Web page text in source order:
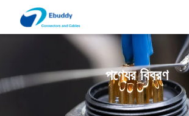
পণ্যের বিবরণ